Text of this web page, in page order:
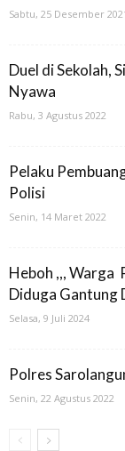
Sabtu, 25 Desember
Duel di Sekolah,
Nyawa
Rabu, 3 Agustus 2022
Pelaku
Polisi
Senin, 14 Maret 2022
Heboh ,,, Warga
Diduga Gantung
Selasa, 9 Juli 2024
Polres
Senin, 22 Agustus 2022